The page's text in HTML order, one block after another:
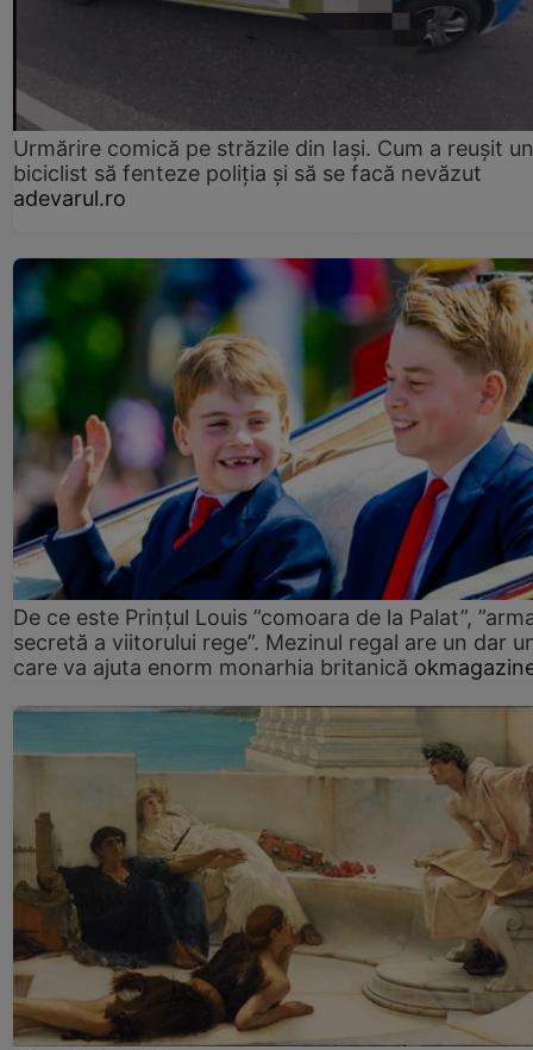
Urmărire comică pe străzile din Iași. Cum a reușit un
biciclist să fenteze poliția și să se facă nevăzut
adevarul.ro
De ce este Prințul Louis ”comoara de la Palat”,
secretă a viitorului rege”. Mezinul regal are un dar
care va ajuta enorm monarhia britanică